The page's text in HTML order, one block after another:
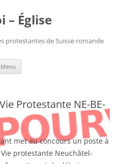
– Église
protestantes de Suisse romande
Menu
Protestante NE-BE-
met au concours un poste à
protestante Neuchâtel-